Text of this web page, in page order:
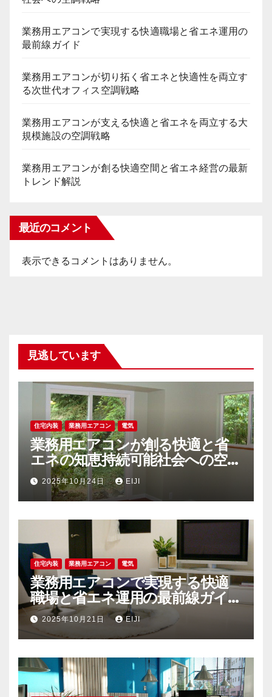
業務用エアコンで実現する快適職場と省エネ運用の
最前線ガイド
業務用エアコンが切り拓く省エネと快適性を両立す
る次世代オフィス空調戦略
業務用エアコンが支える快適と省エネを両立する大
規模施設の空調戦略
業務用エアコンが創る快適空間と省エネ経営の最新
トレンド解説
最近のコメント
表示できるコメントはありません。
見逃しています
住宅内装 業務用エアコン 電気
業務用エアコンが創る快適と省
エネの知恵持続可能社会への空調
戦略
2025年10月24日 EIJI
住宅内装 業務用エアコン 電気
業務用エアコンで実現する快適
職場と省エネ運用の最前線ガイ
ド2025年10月21日 EIJI